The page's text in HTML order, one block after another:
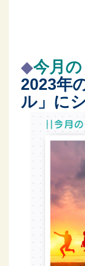
◆今月
2023年
ル」に